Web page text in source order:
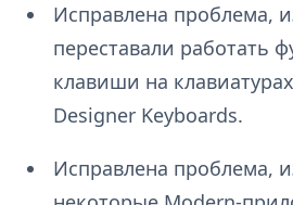
Исправлена проблема,
переставали работать
клавиши на
Designer Keyboards.
Исправлена проблема,